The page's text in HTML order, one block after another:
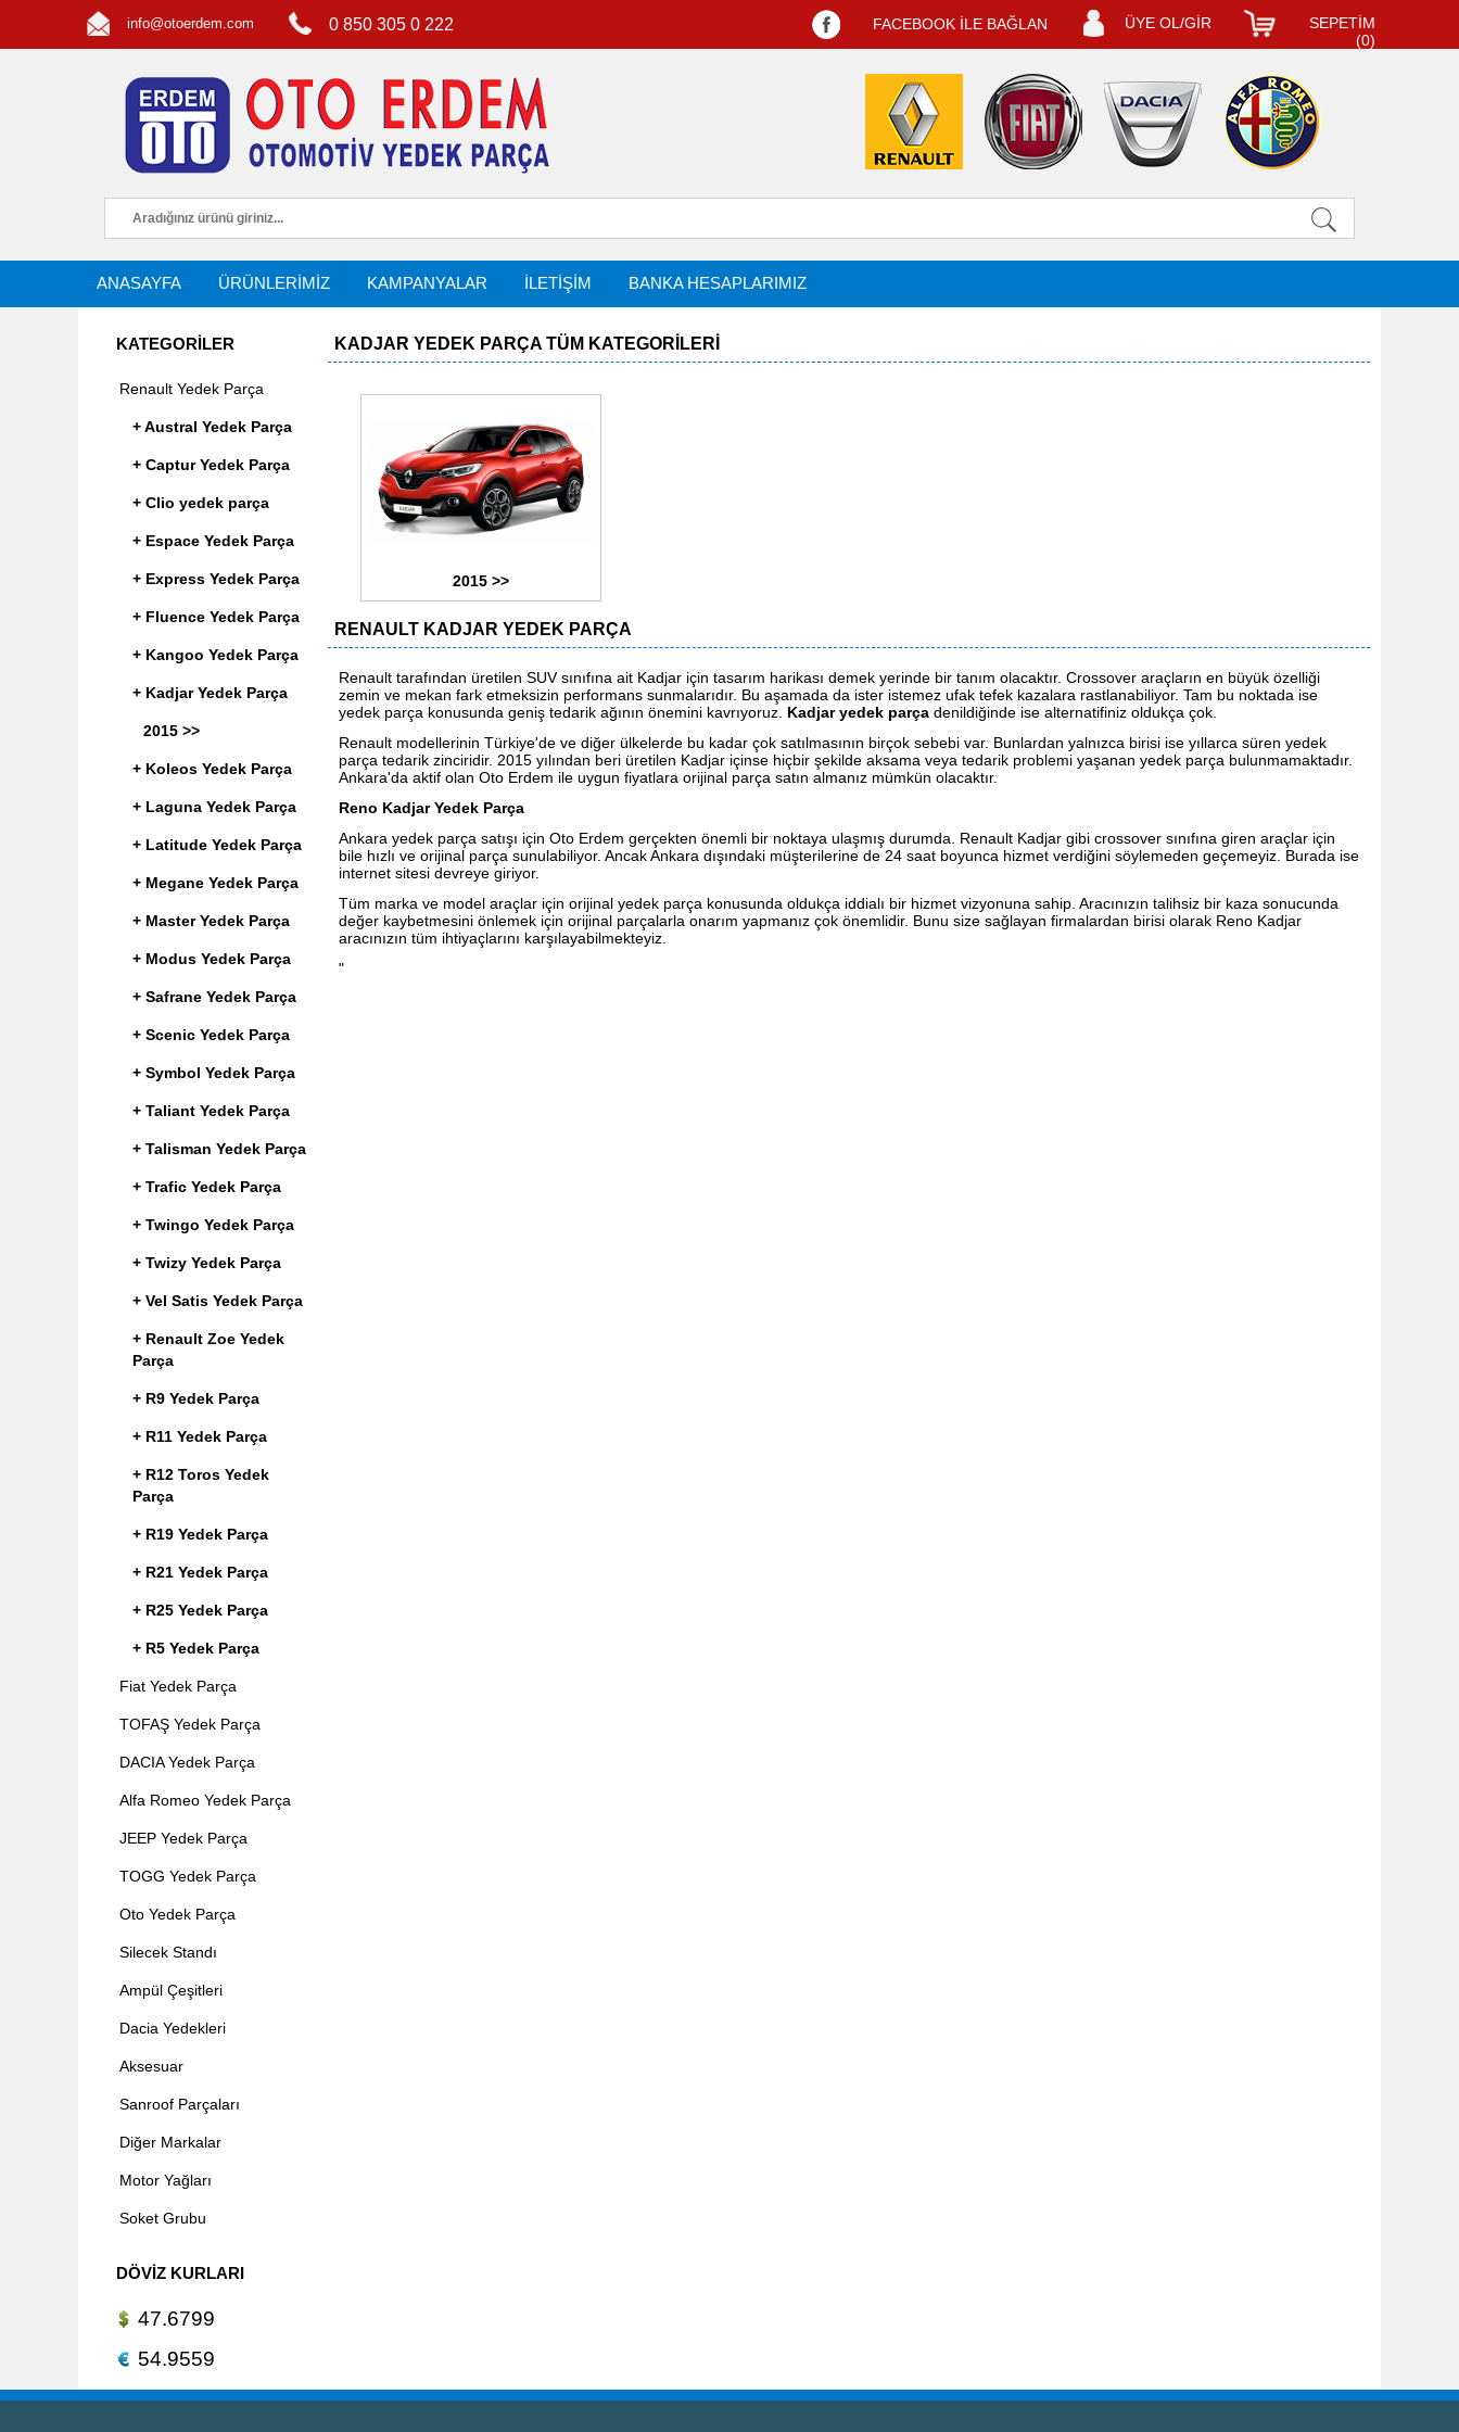
info@otoerdem.com 0 850 305 0 222
SEPETİM
(0)
ÜYE OL/GİR
FACEBOOK İLE BAĞLAN
ANASAYFA ÜRÜNLERİMİZ KAMPANYALAR İLETİŞİM BANKA HESAPLARIMIZ
KATEGORİLER
Renault Yedek Parça
+ Austral Yedek Parça
+ Captur Yedek Parça
+ Clio yedek parça
+ Espace Yedek Parça
+ Express Yedek Parça
+ Fluence Yedek Parça
+ Kangoo Yedek Parça
+ Kadjar Yedek Parça
2015 >>
+ Koleos Yedek Parça
+ Laguna Yedek Parça
+ Latitude Yedek Parça
+ Megane Yedek Parça
+ Master Yedek Parça
+ Modus Yedek Parça
+ Safrane Yedek Parça
+ Scenic Yedek Parça
+ Symbol Yedek Parça
+ Taliant Yedek Parça
+ Talisman Yedek Parça
+ Trafic Yedek Parça
+ Twingo Yedek Parça
+ Twizy Yedek Parça
+ Vel Satis Yedek Parça
+ Renault Zoe Yedek
Parça
+ R9 Yedek Parça
+ R11 Yedek Parça
+ R12 Toros Yedek
Parça
+ R19 Yedek Parça
+ R21 Yedek Parça
+ R25 Yedek Parça
+ R5 Yedek Parça
Fiat Yedek Parça
TOFAŞ Yedek Parça
DACIA Yedek Parça
Alfa Romeo Yedek Parça
JEEP Yedek Parça
TOGG Yedek Parça
Oto Yedek Parça
Silecek Standı
Ampül Çeşitleri
Dacia Yedekleri
Aksesuar
Sanroof Parçaları
Diğer Markalar
Motor Yağları
Soket Grubu
DÖVIZ KURLARI
47.6799
54.9559
KADJAR YEDEK PARÇA TÜM KATEGORILERI
2015 >>
RENAULT KADJAR YEDEK PARÇA
Renault tarafından üretilen SUV sınıfına ait Kadjar için tasarım harikası demek yerinde bir tanım olacaktır. Crossover araçların en büyük özelliği
zemin ve mekan fark etmeksizin performans sunmalarıdır. Bu aşamada da ister istemez ufak tefek kazalara rastlanabiliyor. Tam bu noktada ise
yedek parça konusunda geniş tedarik ağının önemini kavrıyoruz. Kadjar yedek parça denildiğinde ise alternatifiniz oldukça çok.
Renault modellerinin Türkiye'de ve diğer ülkelerde bu kadar çok satılmasının birçok sebebi var. Bunlardan yalnızca birisi ise yıllarca süren yedek
parça tedarik zinciridir. 2015 yılından beri üretilen Kadjar içinse hiçbir şekilde aksama veya tedarik problemi yaşanan yedek parça bulunmamaktadır.
Ankara'da aktif olan Oto Erdem ile uygun fiyatlara orijinal parça satın almanız mümkün olacaktır.
Reno Kadjar Yedek Parça
Ankara yedek parça satışı için Oto Erdem gerçekten önemli bir noktaya ulaşmış durumda. Renault Kadjar gibi crossover sınıfına giren araçlar için
bile hızlı ve orijinal parça sunulabiliyor. Ancak Ankara dışındaki müşterilerine de 24 saat boyunca hizmet verdiğini söylemeden geçemeyiz. Burada ise
internet sitesi devreye giriyor.
Tüm marka ve model araçlar için orijinal yedek parça konusunda oldukça iddialı bir hizmet vizyonuna sahip. Aracınızın talihsiz bir kaza sonucunda
değer kaybetmesini önlemek için orijinal parçalarla onarım yapmanız çok önemlidir. Bunu size sağlayan firmalardan birisi olarak Reno Kadjar
aracınızın tüm ihtiyaçlarını karşılayabilmekteyiz.
"